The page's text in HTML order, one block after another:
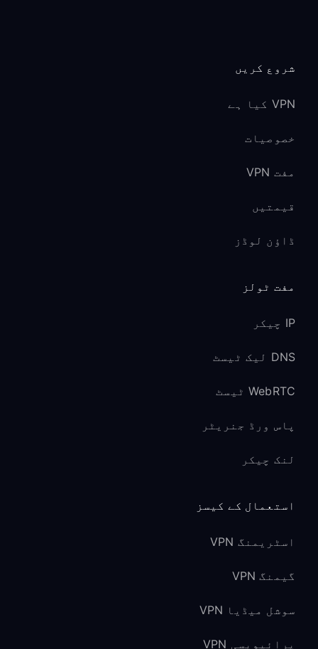
شروع کریں
VPN کیا ہے
خصوصیات
مفت VPN
قیمتیں
ڈاؤن لوڈز
مفت ٹولز
IP چیکر
DNS لیک ٹیسٹ
WebRTC ٹیسٹ
پاس ورڈ جنریٹر
لنک چیکر
استعمال کے کیسز
اسٹریمنگ VPN
گیمنگ VPN
سوشل میڈیا VPN
پرائیویسی VPN